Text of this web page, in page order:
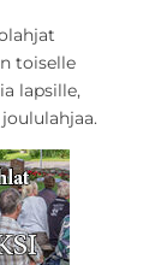
toiselle
lapsille,